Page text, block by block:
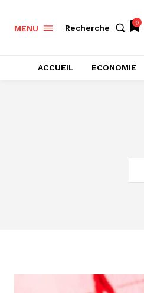
MENU Recherche
0
ACCUEIL ECONOMIE